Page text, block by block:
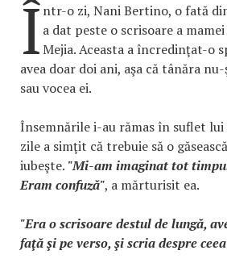
Într-o zi, Nani Bertino, o fată
a dat peste o scrisoare a
Mejia. Aceasta a încredinţat-o
avea doar doi ani, aşa că tânăra
sau vocea ei.
Însemnările i-au rămas în suflet lui
zile a simţit că trebuie să o
iubeşte. "Mi-am imaginat tot
Eram confuză", a mărturisit ea.
"Era o scrisoare destul de lungă,
faţă şi pe verso, şi scria despre